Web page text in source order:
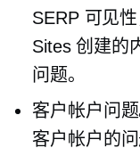
SERP 可见
Sites 创建的
问题。
客户帐户问
客户帐户的问